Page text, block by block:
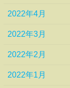
2022年4月
2022年3月
2022年2月
2022年1月